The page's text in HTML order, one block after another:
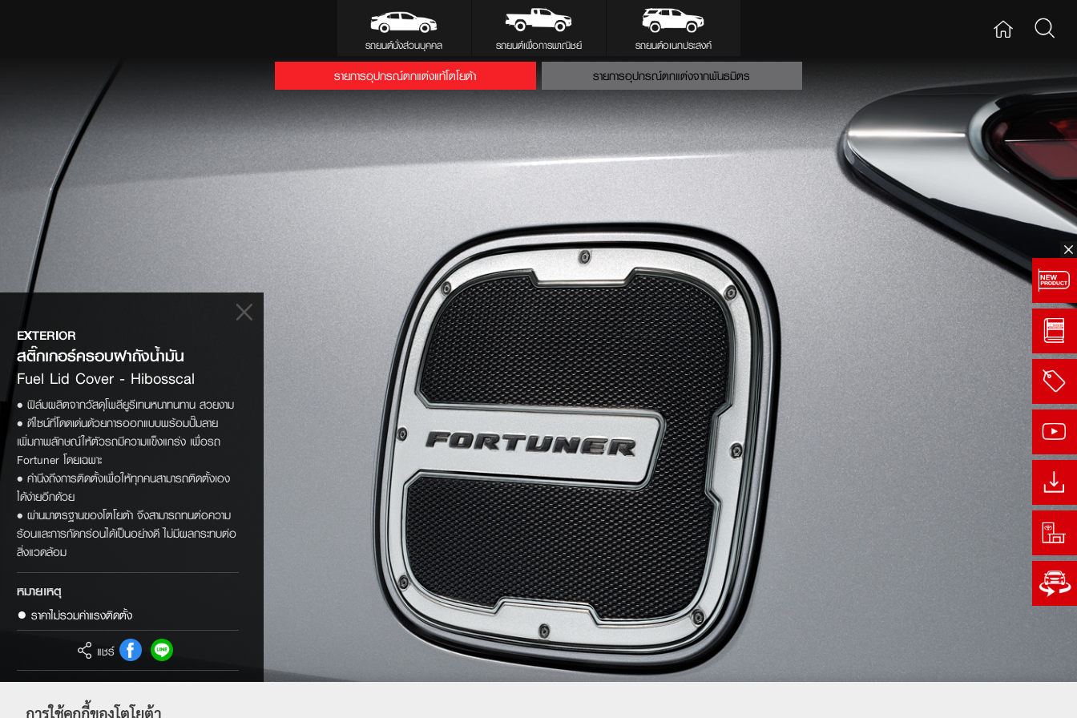
รถยนต์นั่งส่วนบุคคล รถยนต์เพื่อการพาณิชย์ รถยนต์อเนกประสงค์
รายการอุปกรณ์ตกแต่งแท้โตโยต้า รายการอุปกรณ์ตกแต่งจากพันธมิตร
EXTERIOR
สติ๊กเกอร์ครอบฝาถังน้ำมัน
Fuel Lid Cover - Hibosscal
• ฟิล์มผลิตจากวัสดุโพลียูรีเทนหนาทนทาน สวยงาม
• ดีไซน์ที่โดดเด่นด้วยการออกแบบพร้อมปั๊มลาย
เพิ่มภาพลักษณ์ให้ตัวรถมีความแข็งแกร่ง เพื่อรถ
Fortuner โดยเฉพาะ
• คำนึงถึงการติดตั้งเพื่อให้ทุกคนสามารถติดตั้งเอง
ได้ง่ายอีกด้วย
• ผ่านมาตรฐานของโตโยต้า จึงสามารถทนต่อความ
ร้อนและการกัดกร่อนได้เป็นอย่างดี ไม่มีผลกระทบต่อ
สิ่งแวดล้อม
หมายเหตุ
● ราคาไม่รวมค่าแรงติดตั้ง
แชร์
รหัสสินค้า
PC403-0K013
การใช้คุกกี้ของโตโยต้า